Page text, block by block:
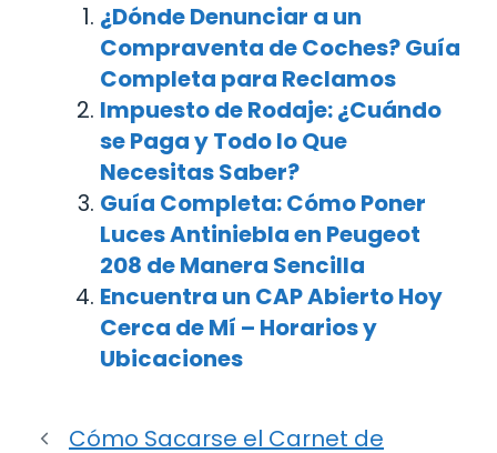
¿Dónde Denunciar a un
Compraventa de Coches? Guía
Completa para Reclamos
Impuesto de Rodaje: ¿Cuándo
se Paga y Todo lo Que
Necesitas Saber?
Guía Completa: Cómo Poner
Luces Antiniebla en Peugeot
208 de Manera Sencilla
Encuentra un CAP Abierto Hoy
Cerca de Mí – Horarios y
Ubicaciones
Cómo Sacarse el Carnet de